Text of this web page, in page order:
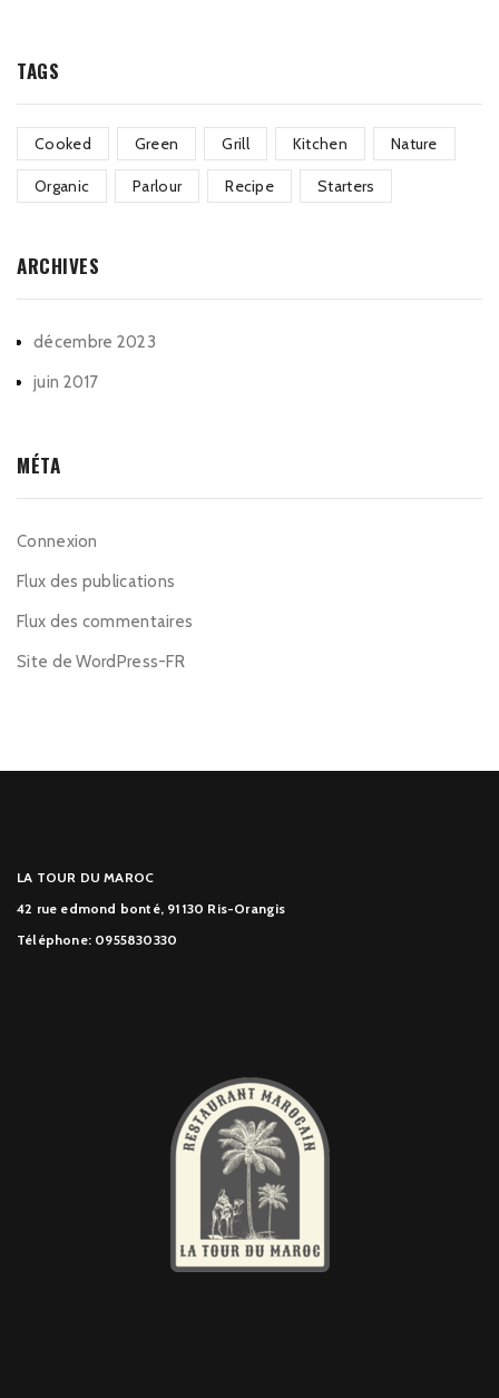
TAGS
Cooked Green Grill Kitchen Nature
Organic Parlour Recipe Starters
ARCHIVES
décembre 2023
juin 2017
MÉTA
Connexion
Flux des publications
Flux des commentaires
Site de WordPress-FR
LA TOUR DU MAROC
42 rue edmond bonté, 91130 Ris-Orangis
Téléphone: 0955830330